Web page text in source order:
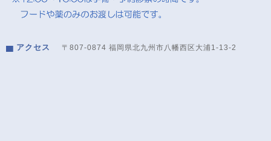
アクセス 〒807-0874 福岡県北九州市八幡西区大浦1-13-2